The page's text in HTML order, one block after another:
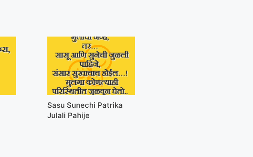
Sasu Sunechi Patrika
Julali Pahije